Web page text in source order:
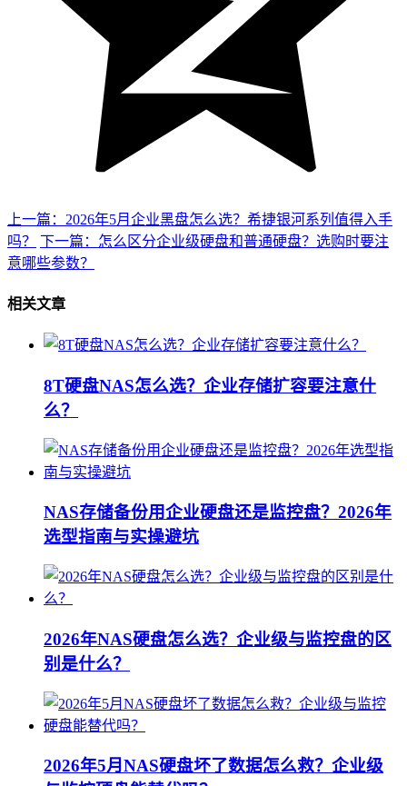
上一篇：2026年5月企业黑盘怎么选？希捷银河系列值得入手
吗？
下一篇：怎么区分企业级硬盘和普通硬盘？选购时要注
意哪些参数？
相关文章
8T硬盘NAS怎么选？企业存储扩容要注意什
么？
NAS存储备份用企业硬盘还是监控盘？2026年
选型指南与实操避坑
2026年NAS硬盘怎么选？企业级与监控盘的区
别是什么？
2026年5月NAS硬盘坏了数据怎么救？企业级